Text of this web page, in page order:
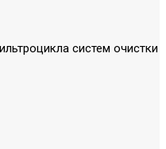
систем очистки